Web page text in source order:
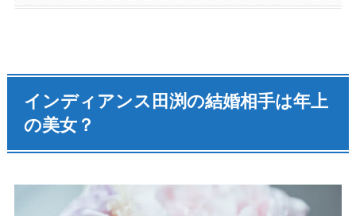
インディアンス田渕の結婚相手は年上
の美女？